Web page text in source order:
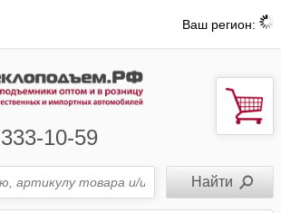
Ваш регион:
10-59